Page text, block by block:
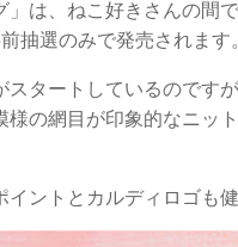
は、ねこ好きさんの間
抽選のみで発売されます
タートしているのです
の網目が印象的なニッ
ントとカルディロゴも